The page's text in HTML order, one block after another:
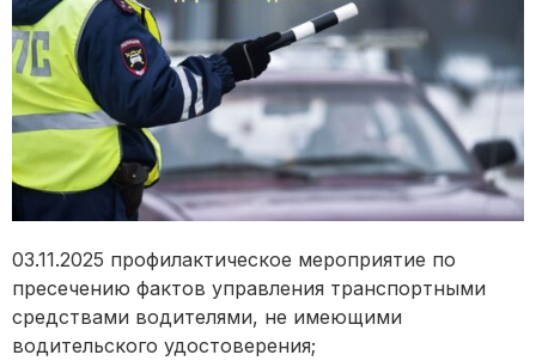
03.11.2025 профилактическое мероприятие по
пресечению фактов управления транспортными
средствами водителями, не имеющими
водительского удостоверения;